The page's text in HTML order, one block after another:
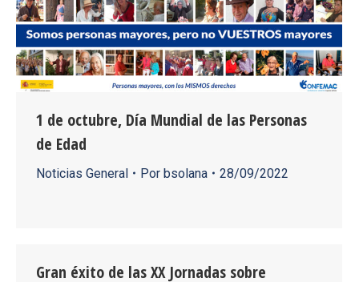
1 de octubre, Día Mundial de las Personas
de Edad
Noticias General Por bsolana 28/09/2022
Gran éxito de las XX Jornadas sobre